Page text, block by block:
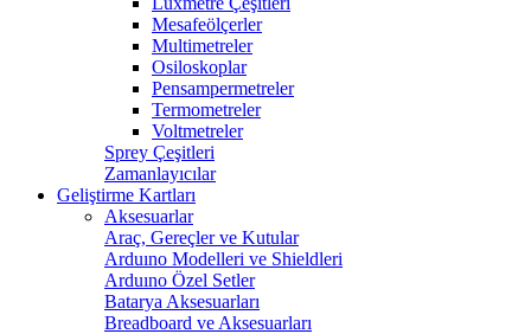
Mesafeölçerler
Multimetreler
Osiloskoplar
Pensampermetreler
Termometreler
Voltmetreler
Sprey Çeşitleri
Zamanlayıcılar
Geliştirme Kartları
Aksesuarlar
Araç, Gereçler ve Kutular
Arduıno Modelleri ve Shieldleri
Arduıno Özel Setler
Batarya Aksesuarları
Breadboard ve Aksesuarları